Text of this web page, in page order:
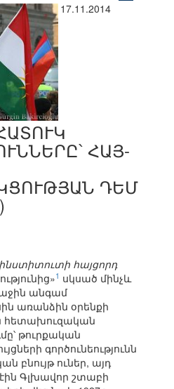
17.11.2014
ՀԱՅ-
ԴԵՄ
հայցորդ
1 սկսած մինչև
անգամ
առանձին օրենքի
հետախուզական
թուրքական
գործունեությունն
բնույթ ուներ, այդ
Գլխավոր շտաբի